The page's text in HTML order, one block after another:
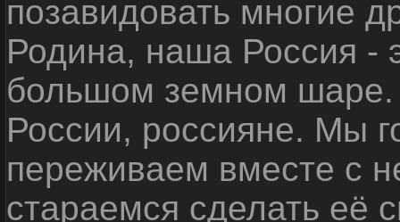
позавидовать многие
Родина, наша Россия -
большом земном
России, россияне. Мы
переживаем вместе с
стараемся сделать её